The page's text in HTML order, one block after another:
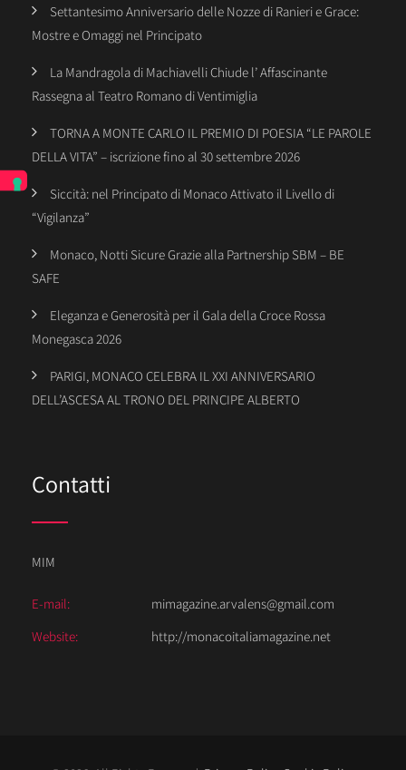
Settantesimo Anniversario delle Nozze di Ranieri e Grace:
Mostre e Omaggi nel Principato
La Mandragola di Machiavelli Chiude l’ Affascinante
Rassegna al Teatro Romano di Ventimiglia
TORNA A MONTE CARLO IL PREMIO DI POESIA “LE PAROLE
DELLA VITA” – iscrizione fino al 30 settembre 2026
Siccità: nel Principato di Monaco Attivato il Livello di
“Vigilanza”
Monaco, Notti Sicure Grazie alla Partnership SBM – BE
SAFE
Eleganza e Generosità per il Gala della Croce Rossa
Monegasca 2026
PARIGI, MONACO CELEBRA IL XXI ANNIVERSARIO
DELL’ASCESA AL TRONO DEL PRINCIPE ALBERTO
Contatti
MIM
E-mail:
mimagazine.arvalens@gmail.com
Website:
http://monacoitaliamagazine.net